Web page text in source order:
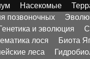
Насекомые
позвоночных
и эволюция
лося Биота
леса